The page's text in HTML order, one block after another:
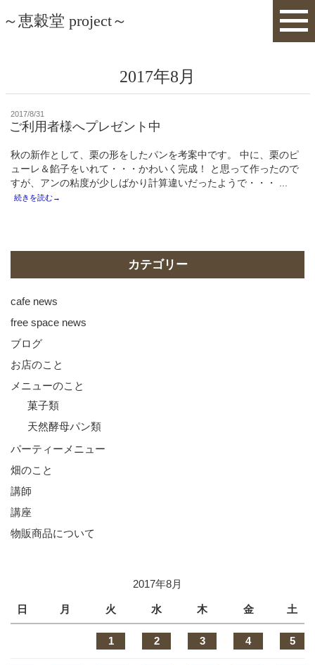
～恵穀堂 project～
2017年8月
投
稿
日:
2017/8/31
ご利用者様へプレゼント中
秋の新作として、栗の形をしたパンを考案中です。 中に、栗のピ
ューレ＆餡子をいれて・・・かわいく完成！ と思って作ったので
すが、アンの粘度が少しばかり計算違いだったようで・・・ ...
続きを読む→
カテゴリー
cafe news
free space news
ブログ
お店のこと
メニューのこと
菓子類
天然酵母パン類
パーティーメニュー
畑のこと
講師
講座
物販商品について
2017年8月
日 月 火 水 木 金 土
1 2 3 4 5